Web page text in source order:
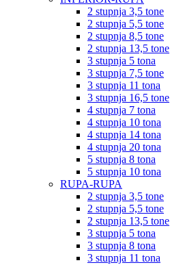
2 stupnja 3,5 tone
2 stupnja 5,5 tone
2 stupnja 8,5 tone
2 stupnja 13,5 tone
3 stupnja 5 tona
3 stupnja 7,5 tone
3 stupnja 11 tona
3 stupnja 16,5 tone
4 stupnja 7 tona
4 stupnja 10 tona
4 stupnja 14 tona
4 stupnja 20 tona
5 stupnja 8 tona
5 stupnja 10 tona
RUPA-RUPA
2 stupnja 3,5 tone
2 stupnja 5,5 tone
2 stupnja 13,5 tone
3 stupnja 5 tona
3 stupnja 8 tona
3 stupnja 11 tona